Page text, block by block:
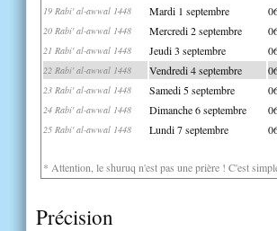
19 Rabi' al-awwal 1448 Mardi 1 septembre
20 Rabi' al-awwal 1448 Mercredi 2 septembre
21 Rabi' al-awwal 1448 Jeudi 3 septembre
22 Rabi' al-awwal 1448 Vendredi 4 septembre
23 Rabi' al-awwal 1448 Samedi 5 septembre
24 Rabi' al-awwal 1448 Dimanche 6 septembre
25 Rabi' al-awwal 1448 Lundi 7 septembre
* Attention, le shuruq n'est pas une prière ! C'est
Précision